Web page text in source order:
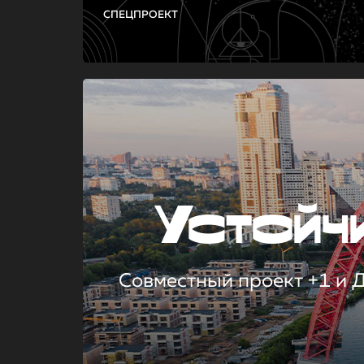
СПЕЦПРОЕКТ
Совместный проект +1 и